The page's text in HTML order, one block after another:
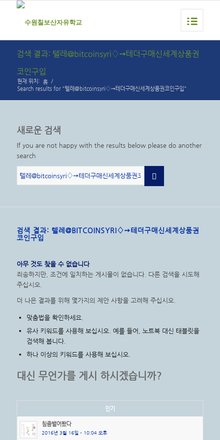
검색 결과: 텔레@bitcoinsyri♢➙테더구매신세계상품권
코인구입
현재 위치: 홈 /
Search results for "텔레@bitcoinsyri♢➙테더구매신세계상품권코인구입"
새로운 검색
If you are not happy with the results below please do another
search
검색 결과: 텔레@BITCOINSYRI♢➙테더구매신세계상품권
코인구입
아무 것도 찾을 수 없습니다
죄송하지만, 조건에 일치하는 게시물이 없습니다. 다른 검색을 시도해
주십시오.
더 나은 결과를 위해 몇가지의 제안 사항을 고려해 주십시오.
맞춤법을 확인하세요.
유사 키워드를 사용해 보십시오. 예를 들어, 노트북 대신 태블릿을
검색해 봅니다.
하나 이상의 키워드를 사용해 보십시오.
대신 무언가를 게시 하시겠습니까?
인기
침좀뱉어봤다
2016년 3월 16일 - 10:04 오후